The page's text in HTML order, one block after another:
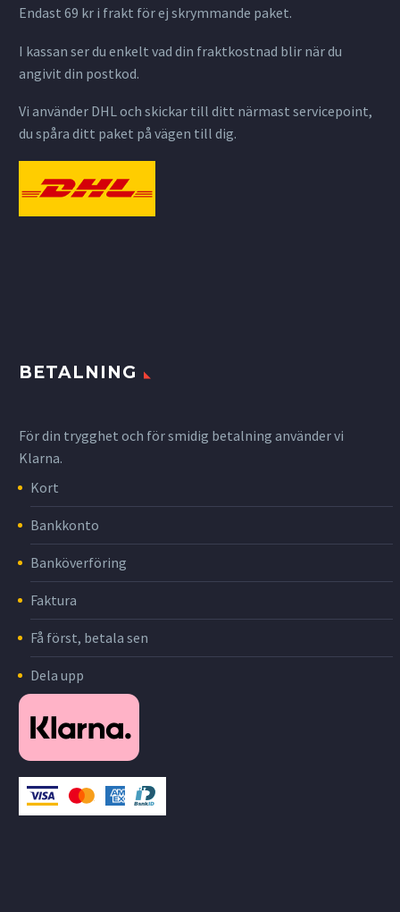
Endast 69 kr i frakt för ej skrymmande paket.
I kassan ser du enkelt vad din fraktkostnad blir när du
angivit din postkod.
Vi använder DHL och skickar till ditt närmast servicepoint,
du spåra ditt paket på vägen till dig.
BETALNING
För din trygghet och för smidig betalning använder vi
Klarna.
Kort
Bankkonto
Banköverföring
Faktura
Få först, betala sen
Dela upp